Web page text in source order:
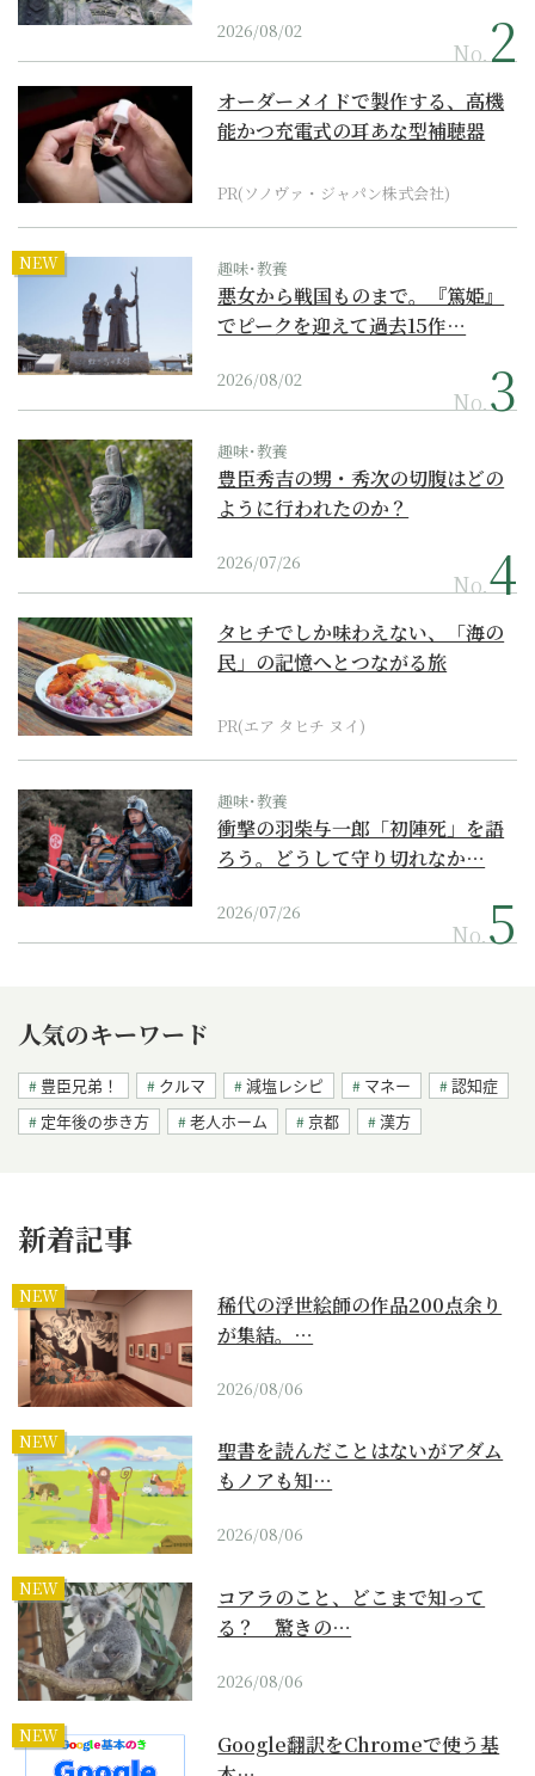
2026/08/02
No.
オーダーメイドで製作する、高機
能かつ充電式の耳あな型補聴器
PR(ソノヴァ・ジャパン株式会社)
NEW 趣味･教養
悪女から戦国ものまで。『篤姫』
でピークを迎えて過去15作…
2026/08/02
No.
趣味･教養
豊臣秀吉の甥・秀次の切腹はどの
ように行われたのか？
2026/07/26
No.
タヒチでしか味わえない、「海の
民」の記憶へとつながる旅
PR(エア タヒチ ヌイ)
趣味･教養
衝撃の羽柴与一郎「初陣死」を語
ろう。どうして守り切れなか…
2026/07/26
No.
人気のキーワード
豊臣兄弟！ クルマ 減塩レシピ マネー
認知症
定年後の歩き方
老人ホーム 京都 漢方
新着記事
NEW
稀代の浮世絵師の作品200点余り
が集結。…
2026/08/06
NEW
聖書を読んだことはないがアダム
もノアも知…
2026/08/06
NEW
コアラのこと、どこまで知って
る？ 驚きの…
2026/08/06
NEW
Google翻訳をChromeで使う基